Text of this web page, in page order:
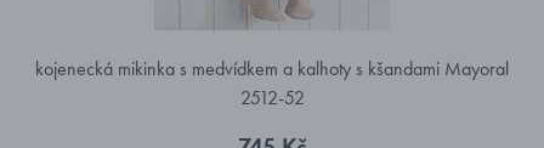
kojenecká mikinka s medvídkem a kalhoty s kšandami Mayoral
2512-52